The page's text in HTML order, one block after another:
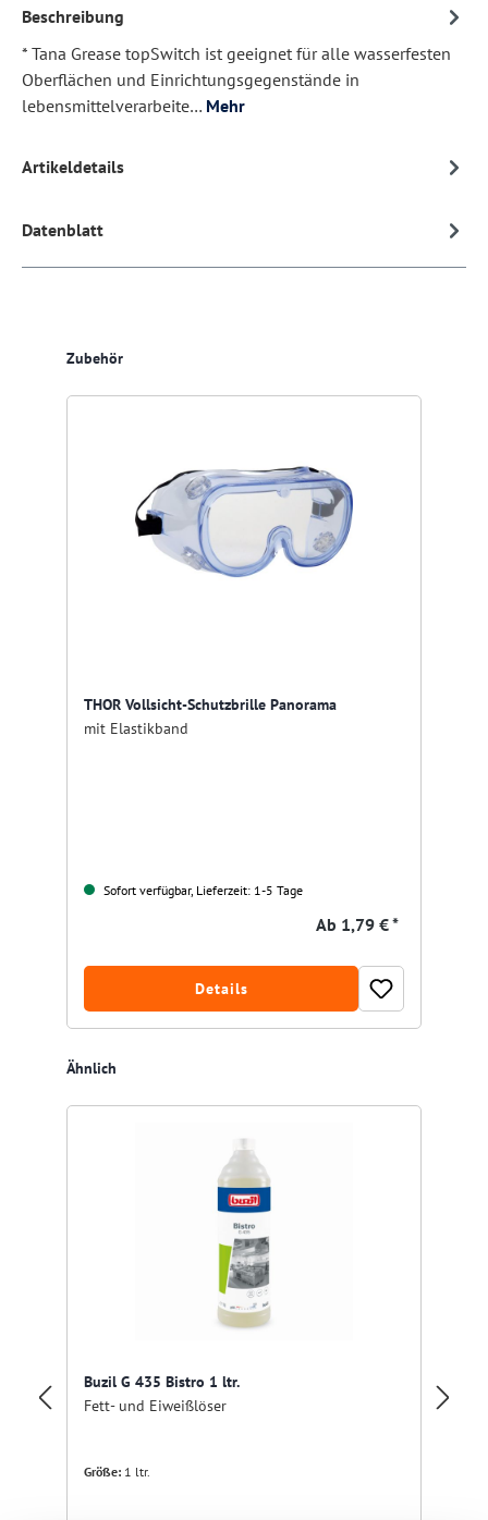
Beschreibung
* Tana Grease topSwitch ist geeignet für alle wasserfesten
Oberflächen und Einrichtungsgegenstände in
lebensmittelverarbeite… Mehr
Artikeldetails
Datenblatt
Produktgalerie überspringen
Zubehör
THOR Vollsicht-Schutzbrille Panorama
mit Elastikband
Sofort verfügbar, Lieferzeit: 1-5 Tage
Ab 1,79 € *
Details
Produktgalerie überspringen
Ähnlich
Buzil G 435 Bistro 1 ltr.
Fett- und Eiweißlöser
Größe: 1 ltr.